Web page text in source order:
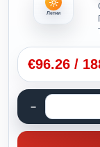
Летни
€96.26 /